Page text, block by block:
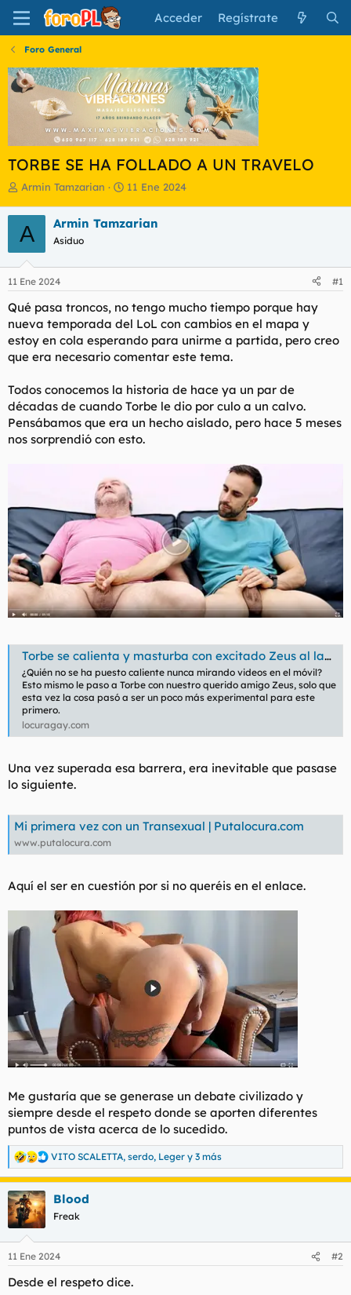
Acceder Regístrate
Foro General
TORBE SE HA FOLLADO A UN TRAVELO
I
i
c
i
a
d
o
d
e
l
t
m
a
Armin Tamzarian
F
h
e
i
c
i
o
11 Ene 2024
A Armin Tamzarian
Asiduo
11 Ene 2024 #1
Qué pasa troncos, no tengo mucho tiempo porque hay
nueva temporada del LoL con cambios en el mapa y
estoy en cola esperando para unirme a partida, pero creo
que era necesario comentar este tema.
Todos conocemos la historia de hace ya un par de
décadas de cuando Torbe le dio por culo a un calvo.
Pensábamos que era un hecho aislado, pero hace 5 meses
nos sorprendió con esto.
Torbe se calienta y masturba con excitado Zeus al lado
¿Quién no se ha puesto caliente nunca mirando videos en el móvil?
Esto mismo le paso a Torbe con nuestro querido amigo Zeus, solo que
esta vez la cosa pasó a ser un poco más experimental para este
primero.
locuragay.com
Una vez superada esa barrera, era inevitable que pasase
lo siguiente.
Mi primera vez con un Transexual | Putalocura.com
www.putalocura.com
Aquí el ser en cuestión por si no queréis en el enlace.
Me gustaría que se generase un debate civilizado y
siempre desde el respeto donde se aporten diferentes
puntos de vista acerca de lo sucedido.
R
e
a
c
c
i
e
:
VITO SCALETTA, serdo, Leger y 3 más
Blood
Freak
11 Ene 2024 #2
Desde el respeto dice.